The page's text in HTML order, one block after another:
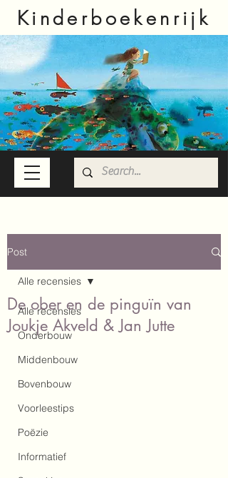
Kinderboekenrijk
Post
Alle recensies
Onderbouw
Middenbouw
Bovenbouw
Voorleestips
Poëzie
Informatief
Alle recensies
De ober en de pinguïn van
Joukje Akveld & Jan Jutte